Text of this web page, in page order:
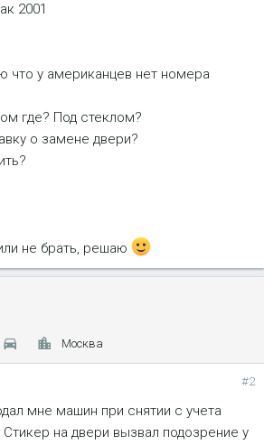
2001
что у американцев нет номера
где? Под стеклом?
о замене двери?
не брать, решаю
Москва
#2
мне машин при снятии с учета
на двери вызвал подозрение у